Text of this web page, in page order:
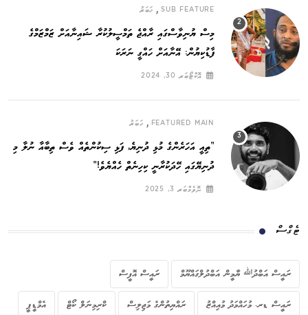
SUB FEATURE
, ޚަބަރު
މިސް ޔުނިވާސްގައި ރާއްޖެ ތަމްސީލުކުރާ ޝައިނާއަށް ޒަމްޒަމްގެ
ފާޑުކިޔުން: އޭނާއަށް ހައްގީ ނަރަކަ
އޮކްޓޯބަރ 30, 2024
FEATURED MAIN
, ޚަބަރު
”ތިއީ އަހަރެންގެ މުޅި ދުނިޔެ, ފަޅި ސިކުންތެއް ވެސް ތިބާއާ ނުލާ މި
ދުނިޔޭގައި ހޭދަކުރާނީ ކިހިނެތް ހެއްޔެވެ!“
ނޮވެމްބަރ 3, 2025
ޓެގްސް
ރައީސް އަބްދުﷲ ޔާމީން އަބްދުލްގައްޔޫމް ރައީސް އޮފީސް
ރައީސް ޑރ. މުހައްމަދު މުއިއްޒު ރައްޔިތުންގެ މަޖިލިސް ކްރިމިނަލް ކޯޓް އެމްޑީޕީ